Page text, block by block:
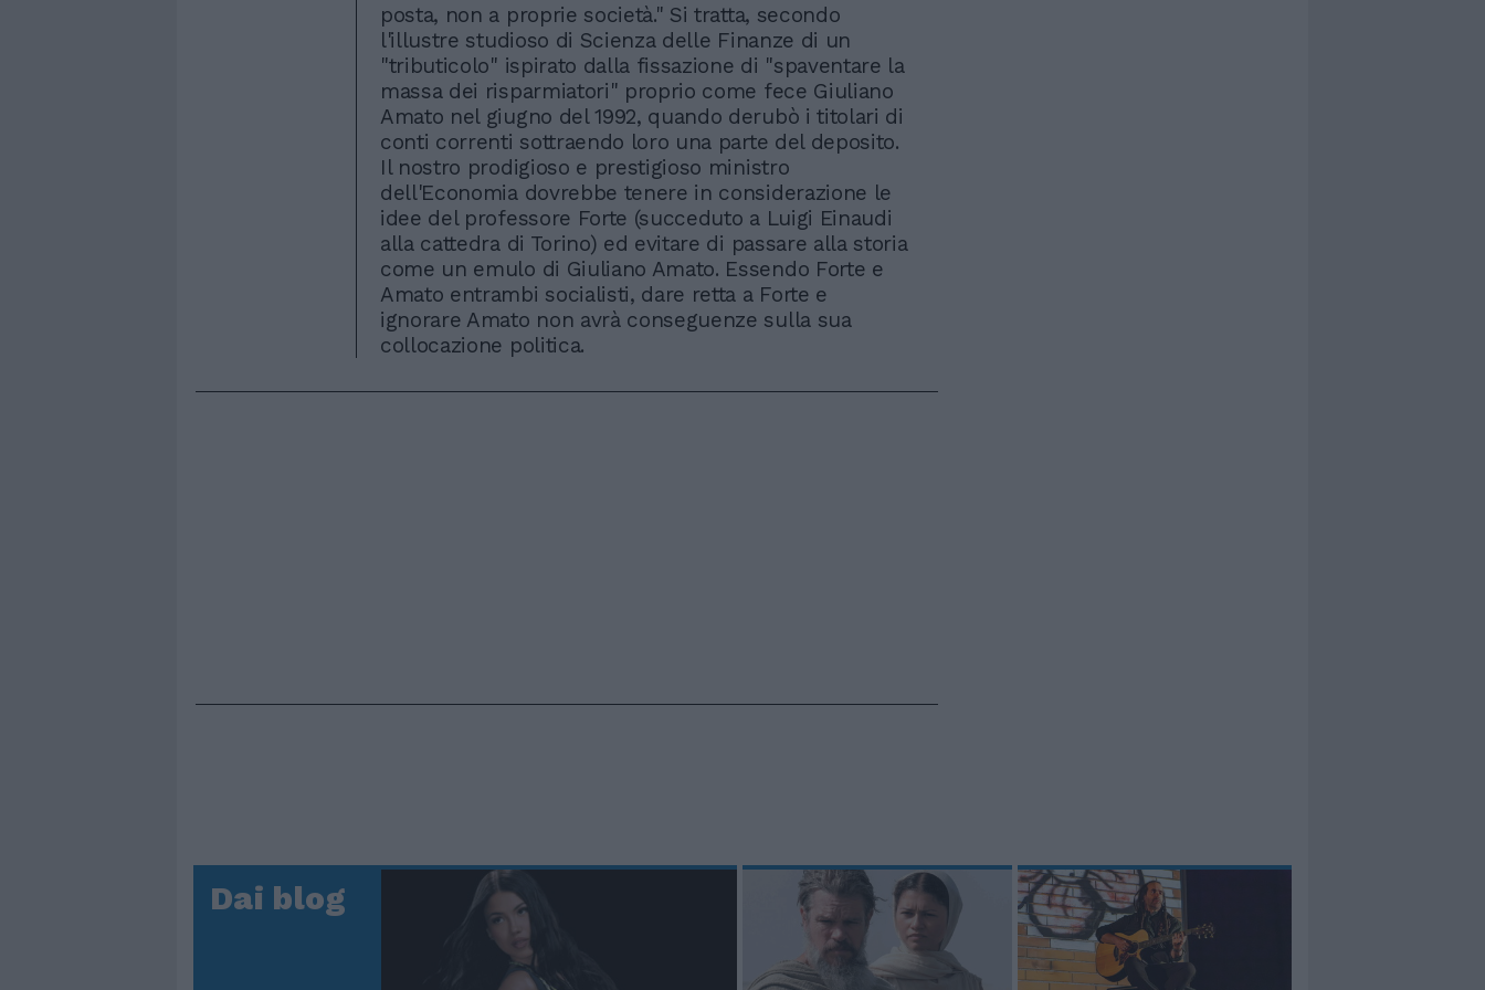
posta, non a proprie società." Si tratta, secondo
l'illustre studioso di Scienza delle Finanze di un
"tributicolo" ispirato dalla fissazione di "spaventare la
massa dei risparmiatori" proprio come fece Giuliano
Amato nel giugno del 1992, quando derubò i titolari di
conti correnti sottraendo loro una parte del deposito.
Il nostro prodigioso e prestigioso ministro
dell'Economia dovrebbe tenere in considerazione le
idee del professore Forte (succeduto a Luigi Einaudi
alla cattedra di Torino) ed evitare di passare alla storia
come un emulo di Giuliano Amato. Essendo Forte e
Amato entrambi socialisti, dare retta a Forte e
ignorare Amato non avrà conseguenze sulla sua
collocazione politica.
Dai blog